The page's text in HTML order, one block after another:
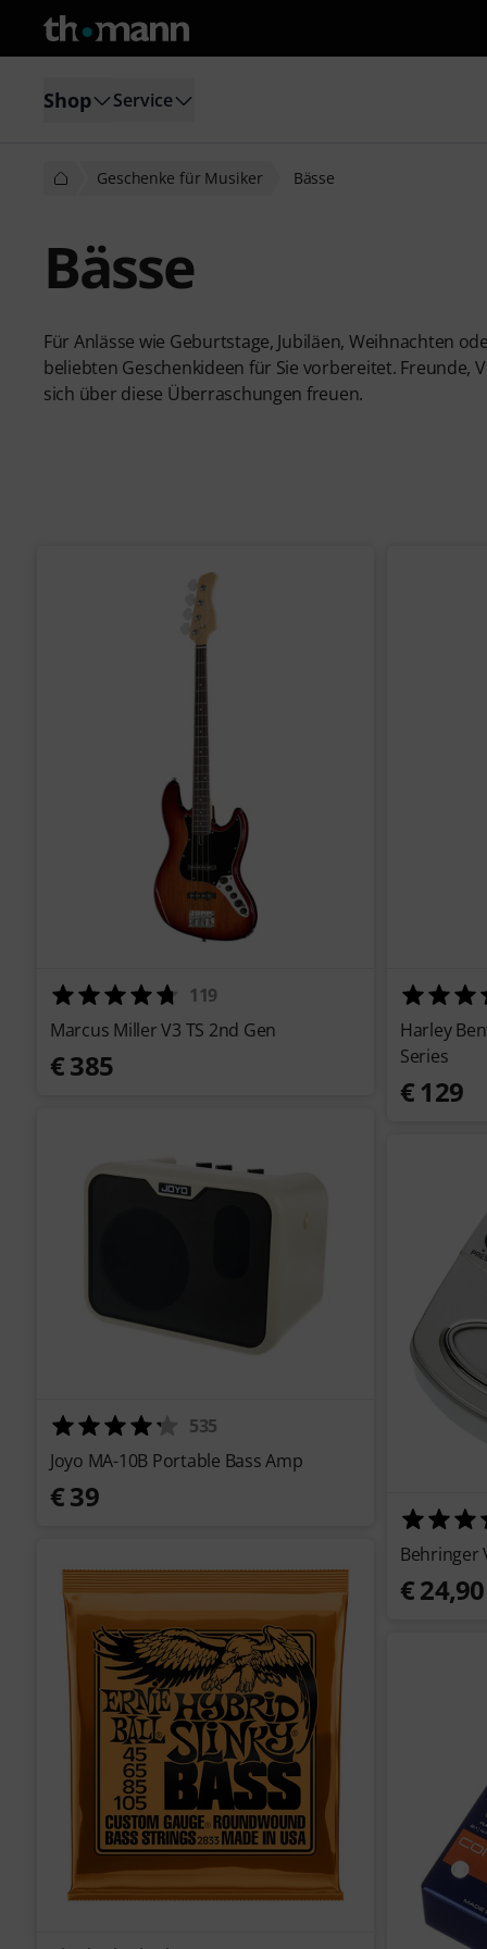
Shop Service
Geschenke für Musiker Bässe
Bässe
Für Anlässe wie Geburtstage, Jubiläen, Weihnachten
beliebten Geschenkideen für Sie vorbereitet. Freunde,
sich über diese Überraschungen freuen.
119
Marcus Miller V3 TS 2nd Gen
€ 385
Harley
Series
€ 129
535
Joyo MA-10B Portable Bass Amp
€ 39
Behringer
€ 24,90